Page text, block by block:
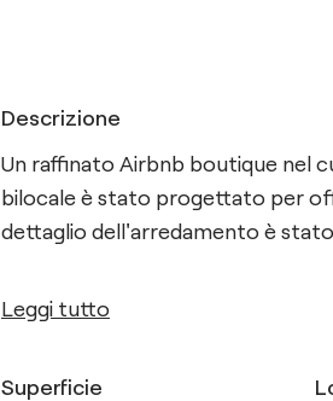
Descrizione
Un raffinato Airbnb boutique nel
bilocale è stato progettato per
dettaglio dell'arredamento è
Leggi tutto
Superficie